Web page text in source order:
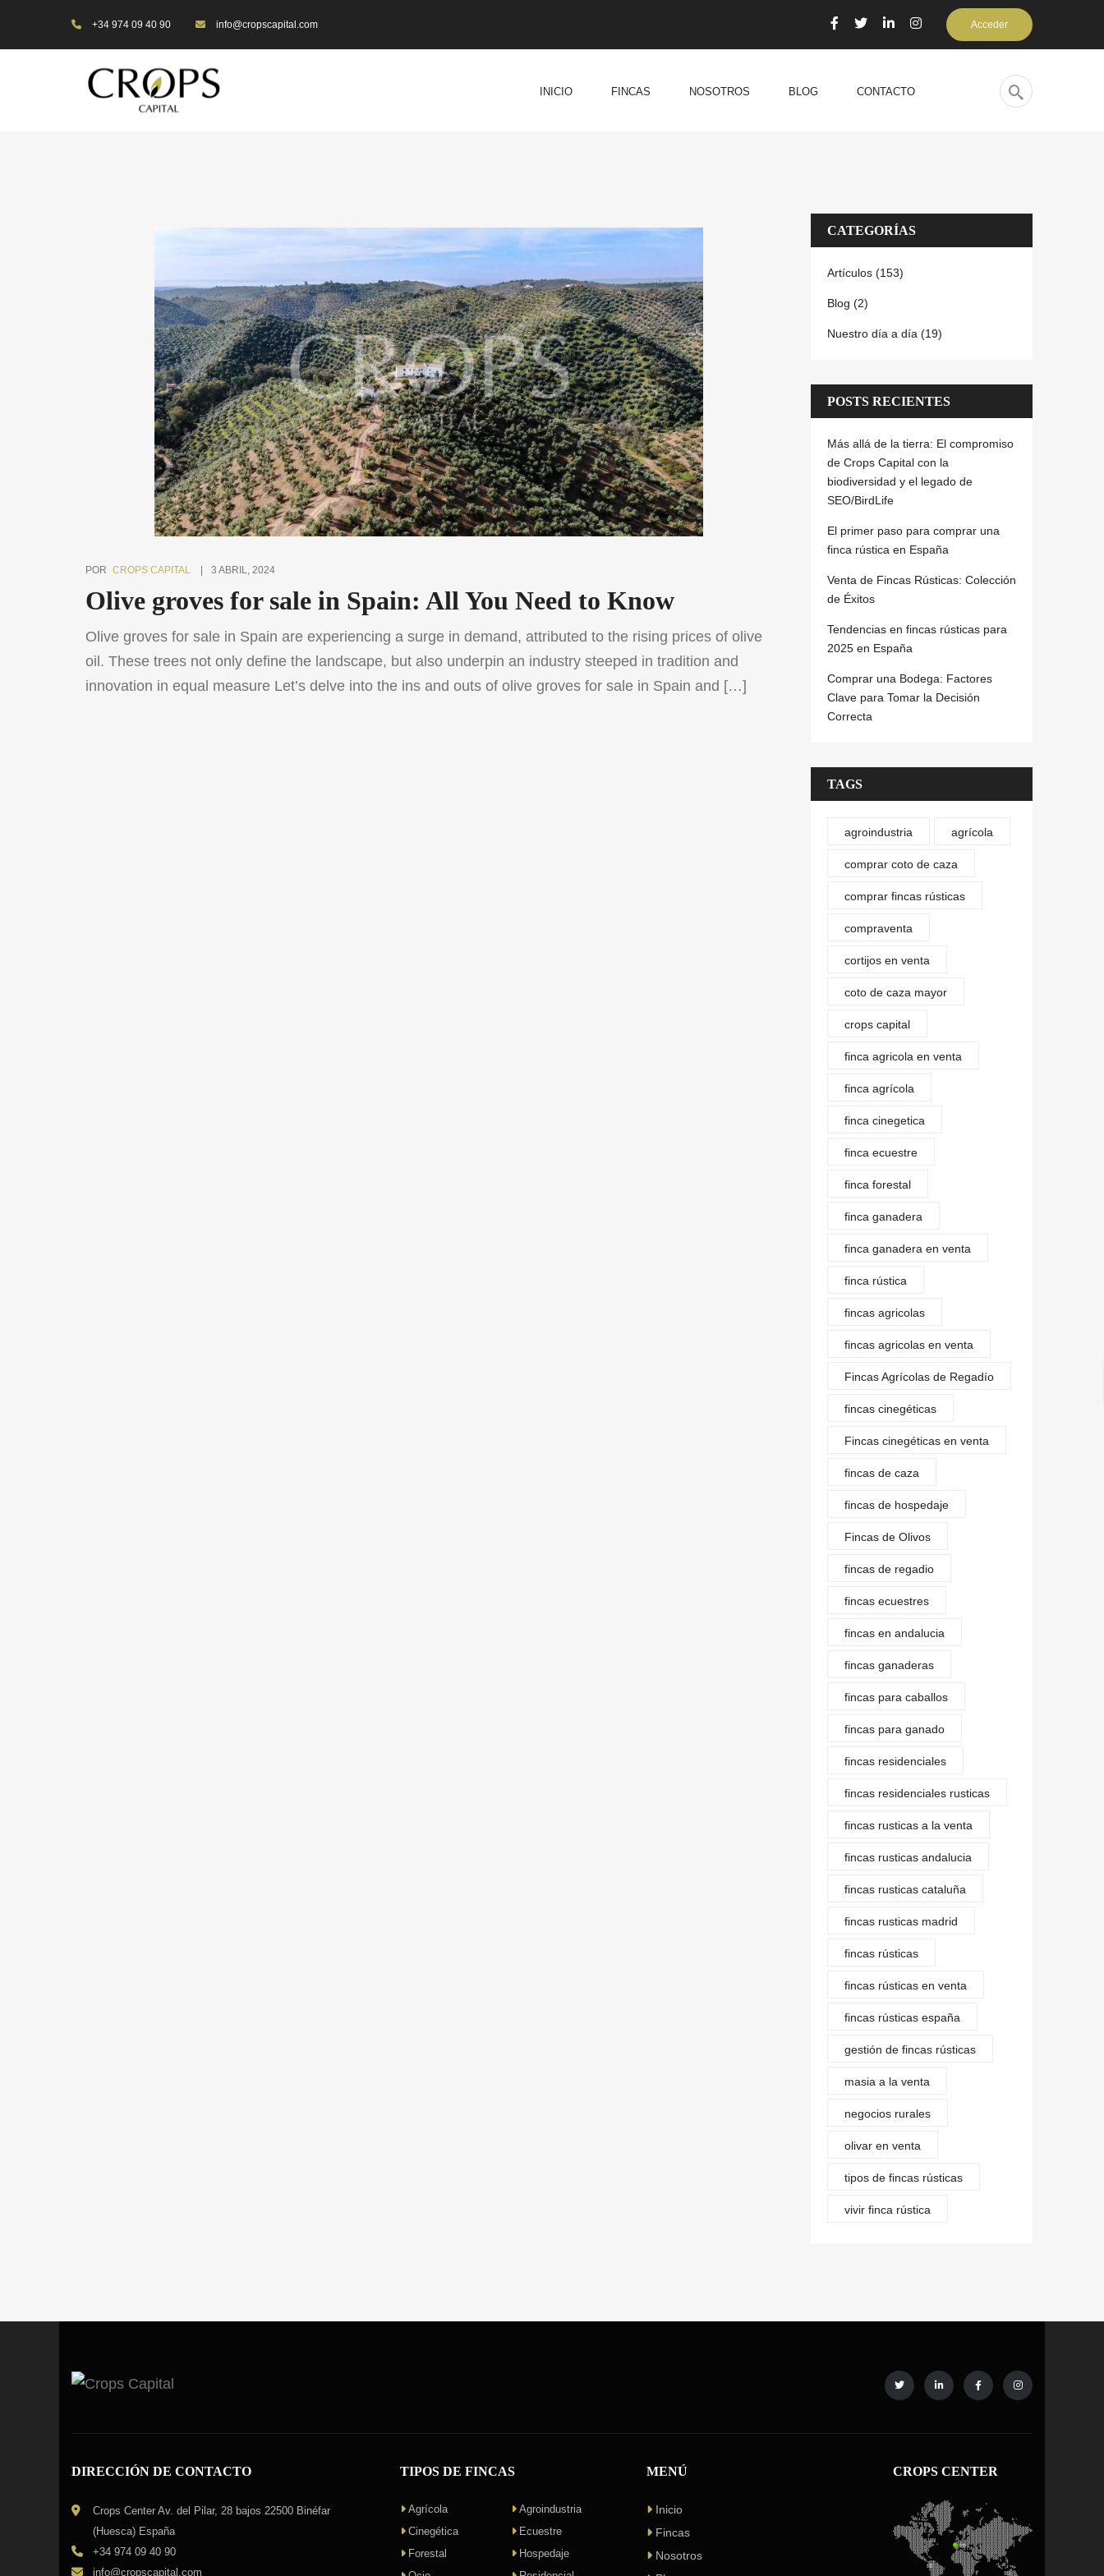
+34 974 09 40 90 info@cropscapital.com Acceder
INICIO FINCAS NOSOTROS BLOG CONTACTO
POR CROPS CAPITAL 3 ABRIL, 2024
Olive groves for sale in Spain: All You Need to Know
Olive groves for sale in Spain are experiencing a surge in demand, attributed to the rising prices of olive
oil. These trees not only define the landscape, but also underpin an industry steeped in tradition and
innovation in equal measure Let’s delve into the ins and outs of olive groves for sale in Spain and […]
CATEGORÍAS
Artículos (153)
Blog (2)
Nuestro día a día (19)
POSTS RECIENTES
Más allá de la tierra: El compromiso
de Crops Capital con la
biodiversidad y el legado de
SEO/BirdLife
El primer paso para comprar una
finca rústica en España
Venta de Fincas Rústicas: Colección
de Éxitos
Tendencias en fincas rústicas para
2025 en España
Comprar una Bodega: Factores
Clave para Tomar la Decisión
Correcta
TAGS
agroindustria agrícola
comprar coto de caza
comprar fincas rústicas
compraventa
cortijos en venta
coto de caza mayor
crops capital
finca agricola en venta
finca agrícola
finca cinegetica
finca ecuestre
finca forestal
finca ganadera
finca ganadera en venta
finca rústica
fincas agricolas
fincas agricolas en venta
Fincas Agrícolas de Regadío
fincas cinegéticas
Fincas cinegéticas en venta
fincas de caza
fincas de hospedaje
Fincas de Olivos
fincas de regadio
fincas ecuestres
fincas en andalucia
fincas ganaderas
fincas para caballos
fincas para ganado
fincas residenciales
fincas residenciales rusticas
fincas rusticas a la venta
fincas rusticas andalucia
fincas rusticas cataluña
fincas rusticas madrid
fincas rústicas
fincas rústicas en venta
fincas rústicas españa
gestión de fincas rústicas
masia a la venta
negocios rurales
olivar en venta
tipos de fincas rústicas
vivir finca rústica
DIRECCIÓN DE CONTACTO
Crops Center Av. del Pilar, 28 bajos 22500 Binéfar
(Huesca) España
+34 974 09 40 90
info@cropscapital.com
TIPOS DE FINCAS
Agrícola
Agroindustria
Cinegética
Ecuestre
Forestal
Hospedaje
MENÚ
Inicio
Fincas
Nosotros
CROPS CENTER